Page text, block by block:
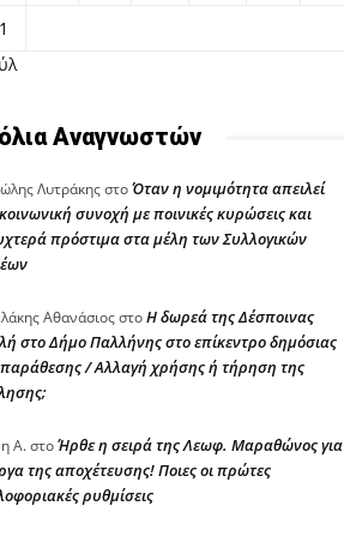
Αναγνωστών
ΛυτράκηςστοΌταν η νομιμότητα απειλεί
συνοχή με ποινικές κυρώσεις και
πρόστιμα στα μέλη των Συλλογικών
ΑθανάσιοςστοΗ δωρεά της Δέσποινας
στο Δήμο Παλλήνης στο επίκεντρο δημόσιας
/ Αλλαγή χρήσης ή τήρηση της
Α.στοΉρθε η σειρά της Λεωφ. Μαραθώνος για
της αποχέτευσης! Ποιες οι πρώτες
ρυθμίσεις